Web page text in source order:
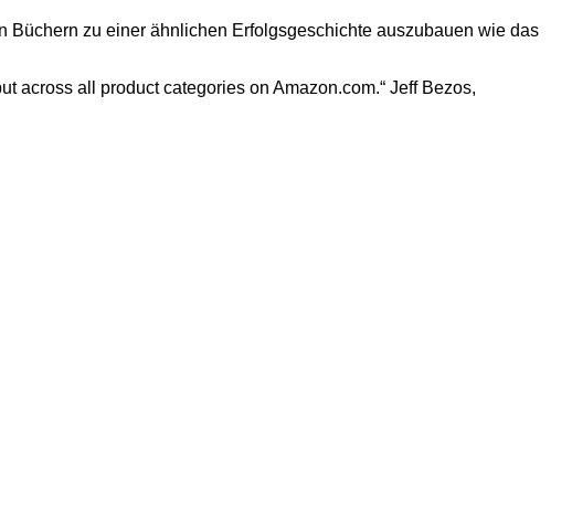
zu einer ähnlichen Erfolgsgeschichte auszubauen wie das
across all product categories on Amazon.com.“ Jeff Bezos,